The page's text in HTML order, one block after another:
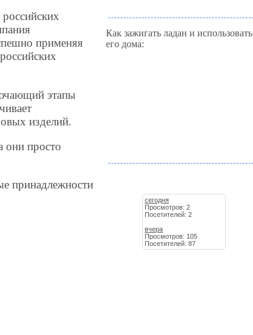
применяя
этапы
изделий.
они просто
принадлежности
Как зажигать ладан и использовать
его дома:
сегодня
Просмотров: 2
Посетителей: 2
вчера
Просмотров: 105
Посетителей: 87